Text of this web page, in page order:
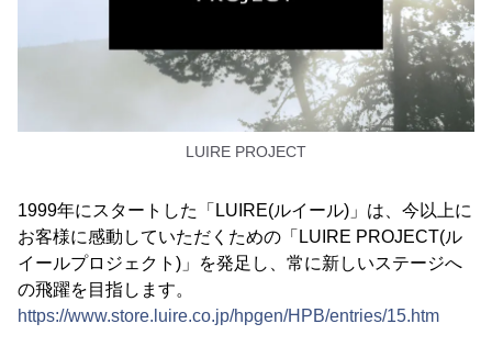
LUIRE PROJECT
1999年にスタートした「LUIRE(ルイール)」は、今以上に
お客様に感動していただくための「LUIRE PROJECT(ル
イールプロジェクト)」を発足し、常に新しいステージへ
の飛躍を目指します。
https://www.store.luire.co.jp/hpgen/HPB/entries/15.htm